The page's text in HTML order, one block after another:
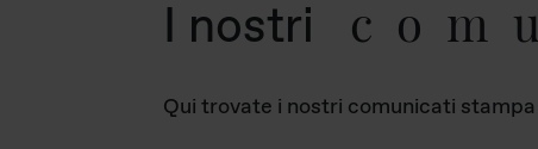
I nostri
Qui trovate i nostri comunicati